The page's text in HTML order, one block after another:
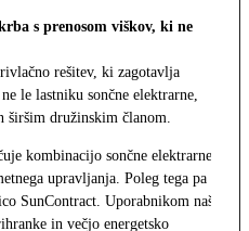
s prenosom viškov, ki ne
rešitev, ki zagotavlja
le lastniku sončne elektrarne,
širšim družinskim članom.
kombinacijo sončne elektrarne,
upravljanja. Poleg tega pa
SunContract. Uporabnikom naša
in večjo energetsko